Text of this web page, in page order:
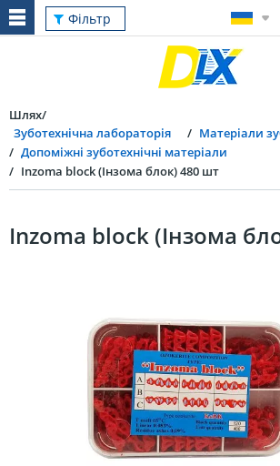
Фільтр
Шлях
Зуботехнічна лабораторія
Матеріали
Допоміжні зуботехнічні матеріали
Inzoma block (Інзома блок) 480 шт
Inzoma block (Інзома